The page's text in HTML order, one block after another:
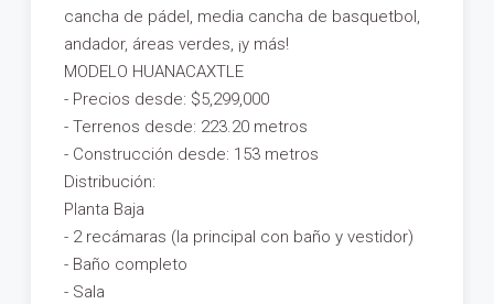
cancha de pádel, media cancha de basquetbol,
andador, áreas verdes, ¡y más!
MODELO HUANACAXTLE
- Precios desde: $5,299,000
- Terrenos desde: 223.20 metros
- Construcción desde: 153 metros
Distribución:
Planta Baja
- 2 recámaras (la principal con baño y vestidor)
- Baño completo
- Sala